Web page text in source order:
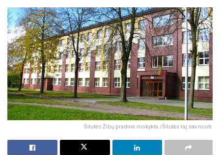
Šilutės Žibų pradinė mokykla /Šilutės raj.sav.nuotr.